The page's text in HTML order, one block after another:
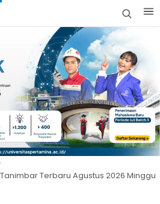
Terbaru Agustus 2026 Minggu